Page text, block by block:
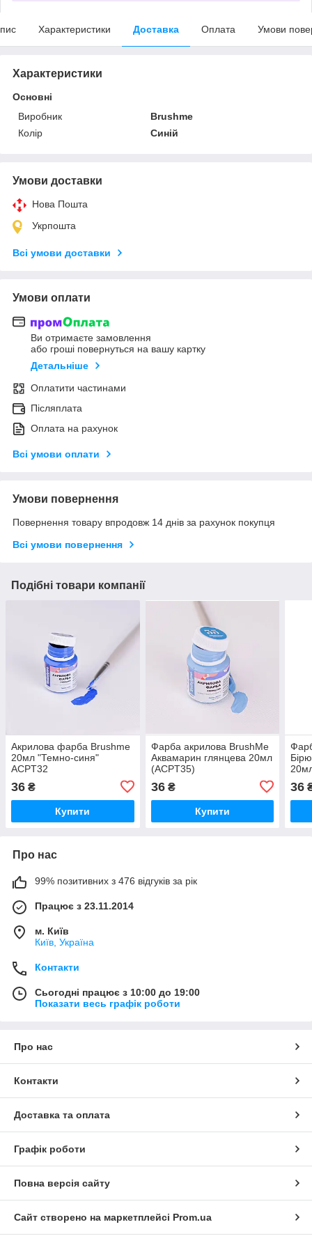
Характеристики Доставка Оплата Умови
Характеристики
Основні
Виробник
Brushme
Колір
Синій
Умови доставки
Нова Пошта
Укрпошта
Всі умови доставки
Умови оплати
Ви отримаєте замовлення
або гроші повернуться на вашу картку
Детальніше
Оплатити частинами
Післяплата
Оплата на рахунок
Всі умови оплати
Умови повернення
Повернення товару впродовж 14 днів за рахунок покупця
Всі умови повернення
Подібні товари компанії
Акрилова фарба Brushme
20мл "Темно-синя"
ACPT32
36 ₴
Купити
Фарба акрилова BrushMe
Аквамарин глянцева 20мл
(ACPT35)
36₴
Купити
36
Про нас
99% позитивних з 476 відгуків за рік
Працює з 23.11.2014
м. Київ
Київ, Україна
Контакти
Сьогодні працює з 10:00 до 19:00
Показати весь графік роботи
Про нас
Контакти
Доставка та оплата
Графік роботи
Повна версія сайту
Сайт створено на маркетплейсі Prom.ua